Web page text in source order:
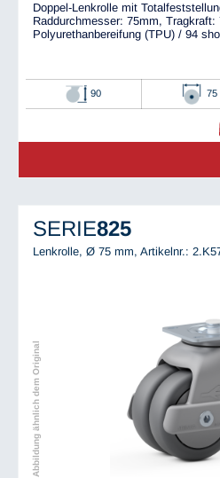
Doppel-Lenkrolle mit
Raddurchmesser: 75mm,
Polyurethanbereifung (TPU) / 94
90 75
SERIE825
Lenkrolle, Ø 75 mm, Artikelnr.:
Abbildung ähnlich dem Original